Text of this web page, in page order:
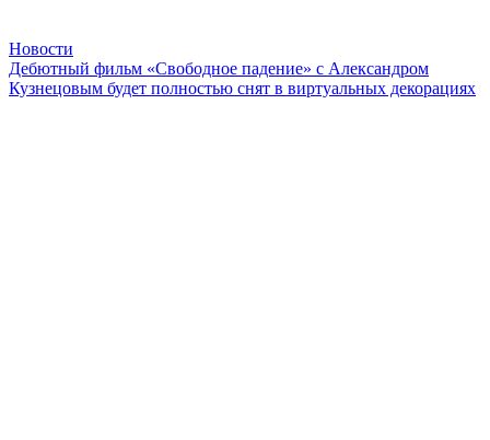
Новости
Дебютный фильм «Свободное падение» с Александром
Кузнецовым будет полностью снят в виртуальных декорациях